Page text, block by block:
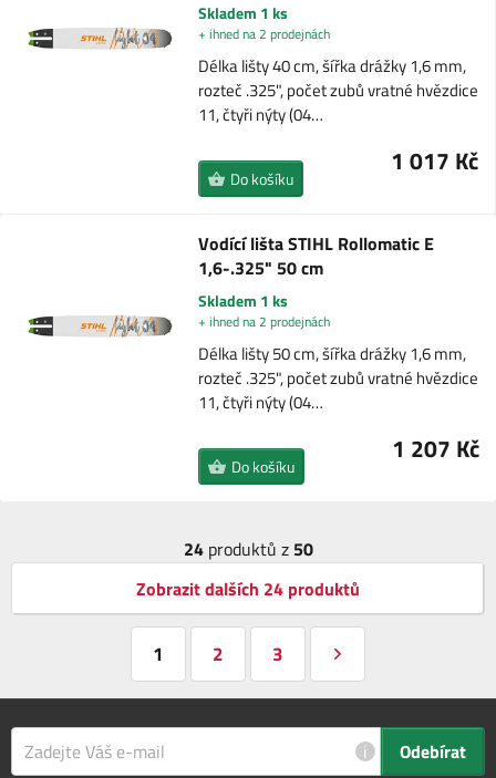
Skladem 1 ks
+ ihned na 2 prodejnách
Délka lišty 40 cm, šířka drážky 1,6 mm,
rozteč .325", počet zubů vratné hvězdice
11, čtyři nýty (04…
1 017 Kč
Do košíku
Vodící lišta STIHL Rollomatic E
1,6-.325" 50 cm
Skladem 1 ks
+ ihned na 2 prodejnách
Délka lišty 50 cm, šířka drážky 1,6 mm,
rozteč .325", počet zubů vratné hvězdice
11, čtyři nýty (04…
1 207 Kč
Do košíku
24produktů z 50
Zobrazit dalších 24 produktů
1 2 3
i Odebírat